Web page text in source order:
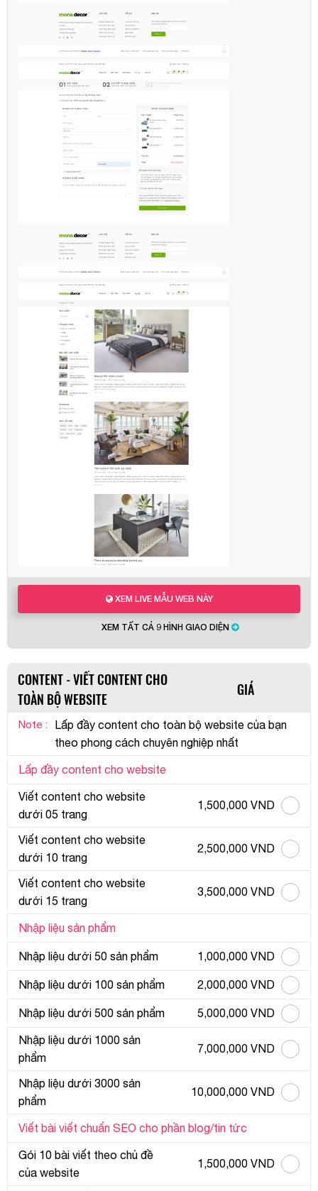
XEM LIVE MẪU WEB NÀY
XEM TẤT CẢ 9 HÌNH GIAO DIỆN
CONTENT - VIẾT CONTENT CHO
TOÀN BỘ WEBSITE
GIÁ
Note :
Lấp đầy content cho toàn bộ website của bạn
theo phong cách chuyên nghiệp nhất
Lấp đầy content cho website
Viết content cho website
dưới 05 trang
1,500,000 VND
Viết content cho website
dưới 10 trang
2,500,000 VND
Viết content cho website
dưới 15 trang
3,500,000 VND
Nhập liệu sản phẩm
Nhập liệu dưới 50 sản phẩm 1,000,000 VND
Nhập liệu dưới 100 sản phẩm 2,000,000 VND
Nhập liệu dưới 500 sản phẩm 5,000,000 VND
Nhập liệu dưới 1000 sản
phẩm
7,000,000 VND
Nhập liệu dưới 3000 sản
phẩm
10,000,000 VND
Viết bài viết chuẩn SEO cho phần blog/tin tức
Gói 10 bài viết theo chủ đề
của website
1,500,000 VND